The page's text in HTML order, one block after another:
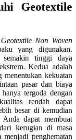
Geotextile
Geotextile Non Woven
yang digunakan.
tinggi daya
Kedua adalah
menentukan kekuatan
pasar dan biaya
tergoda dengan
rendah dapat
besar di kemudian
dapat membuat
kerugian di masa
penghematan